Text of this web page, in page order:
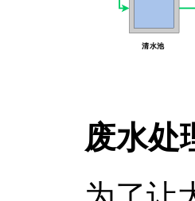
废水处